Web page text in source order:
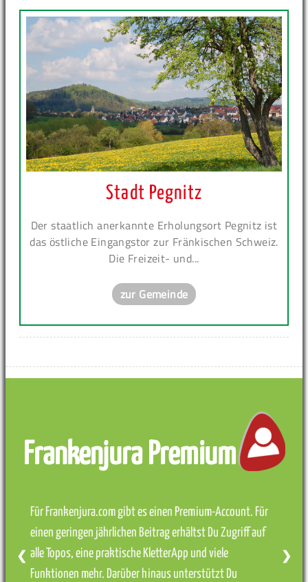
Stadt Pegnitz
Der staatlich anerkannte Erholungsort Pegnitz ist
das östliche Eingangstor zur Fränkischen Schweiz.
Die Freizeit- und...
zur Gemeinde
Frankenjura Premium
Für Frankenjura.com gibt es einen Premium-Account. Für
einen geringen jährlichen Beitrag erhältst Du Zugriff auf
alle Topos, eine praktische KletterApp und viele
Funktionen mehr. Darüber hinaus unterstützt Du
❮ ❯